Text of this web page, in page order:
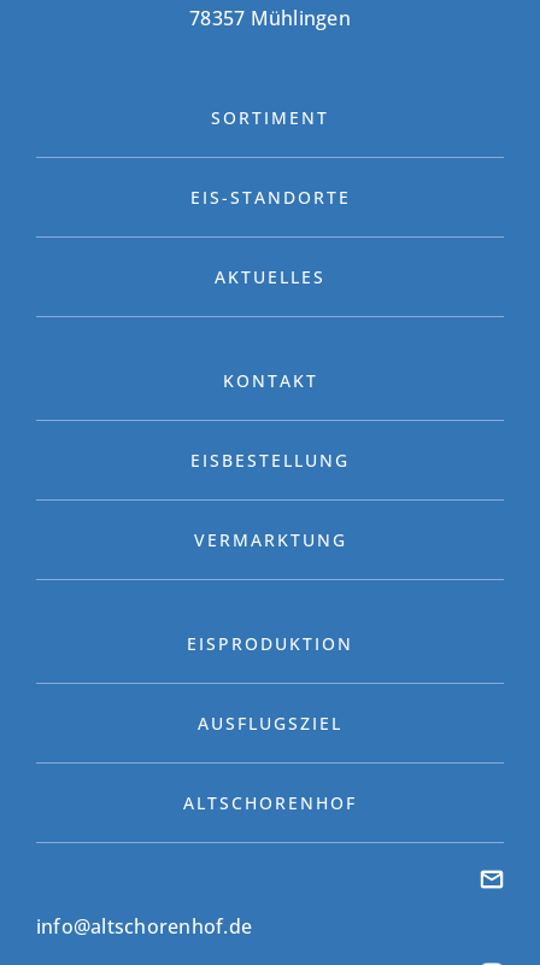
78357 Mühlingen
SORTIMENT
EIS-STANDORTE
AKTUELLES
KONTAKT
EISBESTELLUNG
VERMARKTUNG
EISPRODUKTION
AUSFLUGSZIEL
ALTSCHORENHOF
info@altschorenhof.de